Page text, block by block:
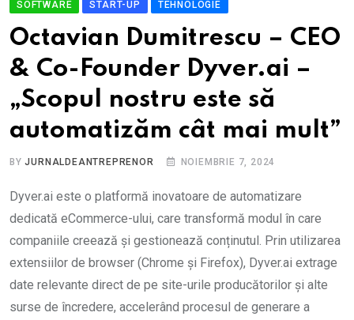
SOFTWARE START-UP TEHNOLOGIE
Octavian Dumitrescu – CEO
& Co-Founder Dyver.ai –
„Scopul nostru este să
automatizăm cât mai mult”
BYJURNALDEANTREPRENOR NOIEMBRIE 7, 2024
Dyver.ai este o platformă inovatoare de automatizare
dedicată eCommerce-ului, care transformă modul în care
companiile creează și gestionează conținutul. Prin utilizarea
extensiilor de browser (Chrome și Firefox), Dyver.ai extrage
date relevante direct de pe site-urile producătorilor și alte
surse de încredere, accelerând procesul de generare a